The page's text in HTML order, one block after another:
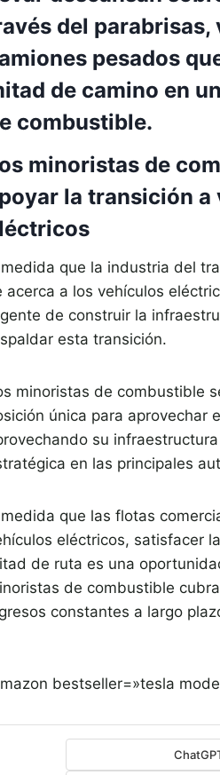
minoristas de
la transición a
que la industria del
acerca a los vehículos
de construir la
esta transición.
minoristas de combustible
única para aprovechar
su
en las principales
que las flotas
eléctricos, satisfacer
de ruta es una
de combustible
constantes a largo
bestseller=»tesla